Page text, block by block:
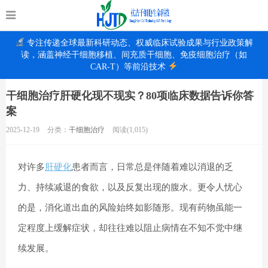
专注传递全球最新科研动态、权威临床试验成果与行业政策解
读，涵盖神经干细胞移植、间充质干细胞、免疫细胞治疗（如
CAR-T）等前沿技术
干细胞治疗肝硬化现不现实？80项临床数据告诉你答
案
2025-12-19 分类： 干细胞治疗 阅读(1,015)
对许多 肝硬化患者而言，日常总是伴随着难以消退的乏
力、持续减退的食欲，以及反复出现的腹水。更令人忧心
的是，消化道出血的风险始终如影随形。现有药物虽能一
定程度上缓解症状，却往往难以阻止病情在不知不觉中继
续发展。